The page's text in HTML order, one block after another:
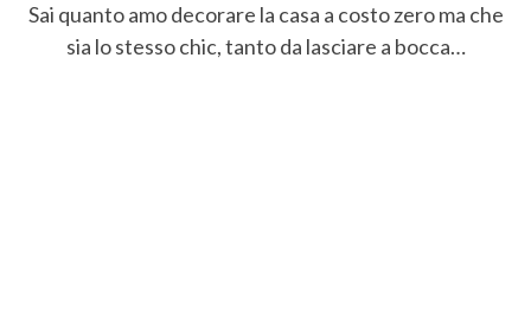
Sai quanto amo decorare la casa a costo zero ma che
sia lo stesso chic, tanto da lasciare a bocca…